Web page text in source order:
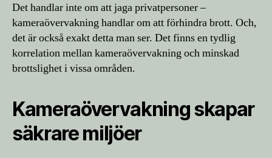
Det handlar inte om att jaga privatpersoner –
kameraövervakning handlar om att förhindra brott. Och,
det är också exakt detta man ser. Det finns en tydlig
korrelation mellan kameraövervakning och minskad
brottslighet i vissa områden.
Kameraövervakning skapar
säkrare miljöer